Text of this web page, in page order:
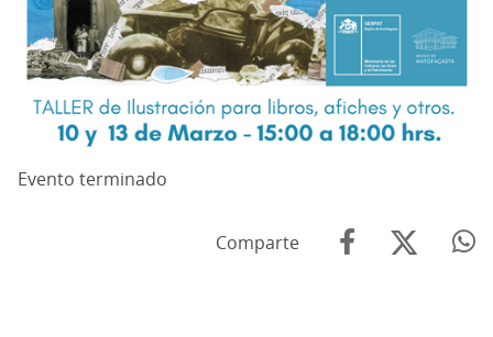
Evento terminado
Comparte